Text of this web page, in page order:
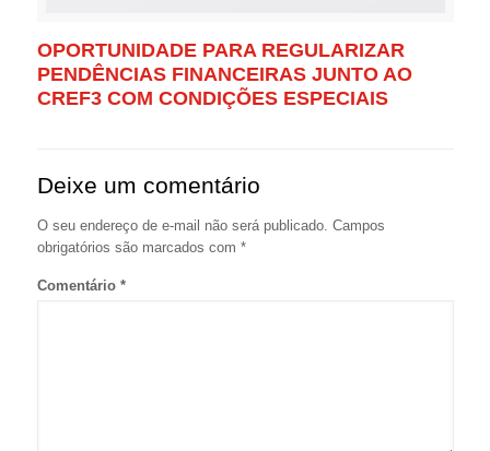
OPORTUNIDADE PARA REGULARIZAR
PENDÊNCIAS FINANCEIRAS JUNTO AO
CREF3 COM CONDIÇÕES ESPECIAIS
Deixe um comentário
O seu endereço de e-mail não será publicado. Campos
obrigatórios são marcados com *
Comentário *